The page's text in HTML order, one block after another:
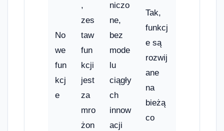
No
we
fun
kcj
e
,
zes
taw
fun
kcji
jest
za
mro
żon
niczo
ne,
bez
mode
lu
ciągły
ch
innow
acji
Tak,
funkcj
e są
rozwij
ane
na
bieżą
co